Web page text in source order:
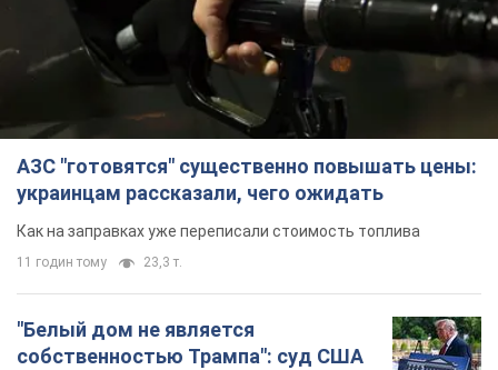
АЗС "готовятся" существенно повышать цены:
украинцам рассказали, чего ожидать
Как на заправках уже переписали стоимость топлива
11 годин тому 23,3 т.
"Белый дом не является
собственностью Трампа": суд США